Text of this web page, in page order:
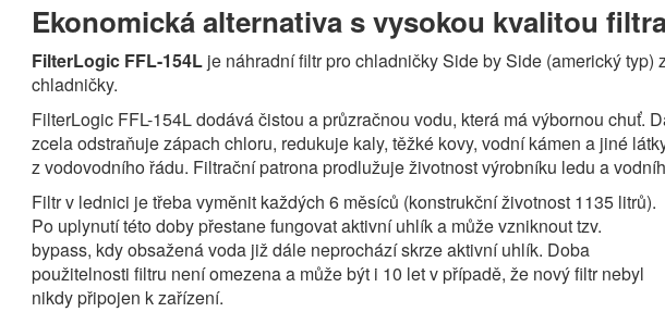
Ekonomická alternativa s vysokou kvalitou
FilterLogic FFL-154L je náhradní filtr pro chladničky Side by Side (americký typ)
chladničky.
FilterLogic FFL-154L dodává čistou a průzračnou vodu, která má výbornou chuť.
zcela odstraňuje zápach chloru, redukuje kaly, těžké kovy, vodní kámen a jiné
z vodovodního řádu. Filtrační patrona prodlužuje životnost výrobníku ledu a
Filtr v lednici je třeba vyměnit každých 6 měsíců (konstrukční životnost 1135 litrů).
Po uplynutí této doby přestane fungovat aktivní uhlík a může vzniknout tzv.
bypass, kdy obsažená voda již dále neprochází skrze aktivní uhlík. Doba
použitelnosti filtru není omezena a může být i 10 let v případě, že nový filtr nebyl
nikdy připojen k zařízení.